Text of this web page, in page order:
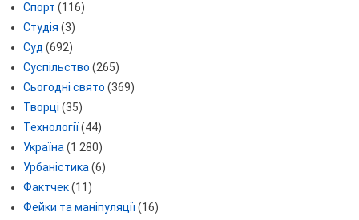
Спорт (116)
Студія (3)
Суд (692)
Суспільство (265)
Сьогодні свято (369)
Творці (35)
Технології(44)
Україна(1 280)
Урбаністика(6)
Фактчек(11)
Фейки та маніпуляції(16)